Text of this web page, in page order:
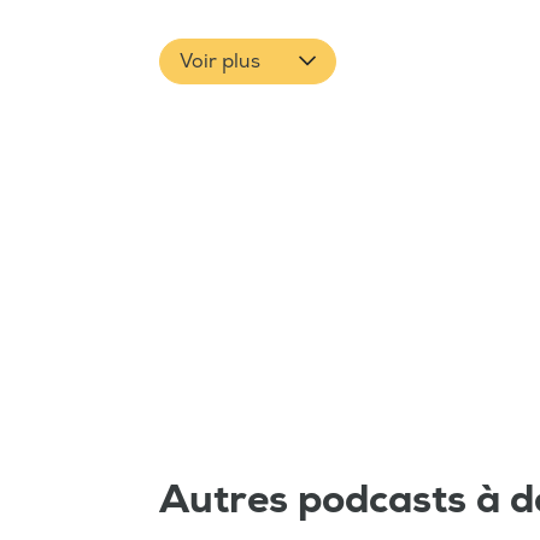
Voir plus
Autres podcasts à